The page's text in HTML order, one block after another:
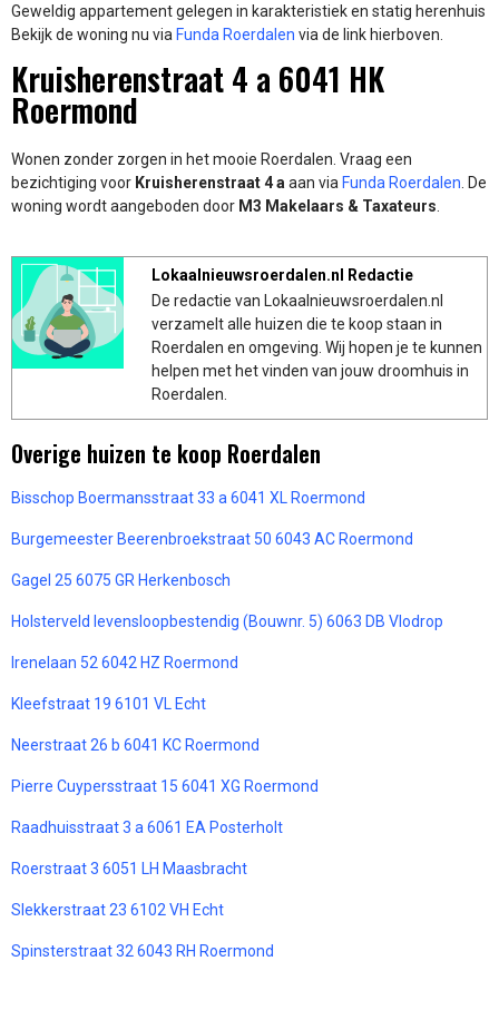
Geweldig appartement gelegen in karakteristiek en statig herenhuis
Bekijk de woning nu via Funda Roerdalen via de link hierboven.
Kruisherenstraat 4 a 6041 HK
Roermond
Wonen zonder zorgen in het mooie Roerdalen. Vraag een
bezichtiging voor Kruisherenstraat 4 a aan via Funda Roerdalen . De
woning wordt aangeboden door M3 Makelaars & Taxateurs
Lokaalnieuwsroerdalen.nl Redactie
De redactie van Lokaalnieuwsroerdalen.nl
verzamelt alle huizen die te koop staan in
Roerdalen en omgeving. Wij hopen je te kunnen
helpen met het vinden van jouw droomhuis in
Roerdalen.
Overige huizen te koop Roerdalen
Bisschop Boermansstraat 33 a 6041 XL Roermond
Burgemeester Beerenbroekstraat 50 6043 AC Roermond
Gagel 25 6075 GR Herkenbosch
Holsterveld levensloopbestendig (Bouwnr. 5) 6063 DB Vlodrop
Irenelaan 52 6042 HZ Roermond
Kleefstraat 19 6101 VL Echt
Neerstraat 26 b 6041 KC Roermond
Pierre Cuypersstraat 15 6041 XG Roermond
Raadhuisstraat 3 a 6061 EA Posterholt
Roerstraat 3 6051 LH Maasbracht
Slekkerstraat 23 6102 VH Echt
Spinsterstraat 32 6043 RH Roermond